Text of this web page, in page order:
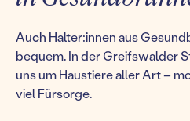
Auch Halter:innen aus
bequem. In der Greifswalder
uns um Haustiere aller Art –
viel Fürsorge.